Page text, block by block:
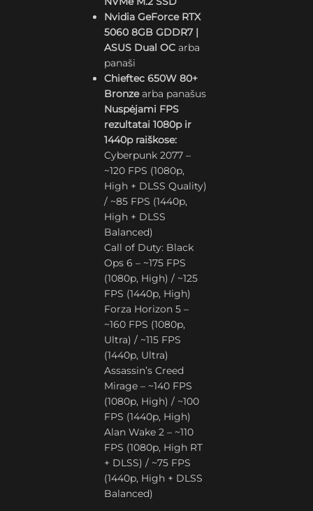
Nvidia GeForce RTX
5060 8GB GDDR7 |
ASUS Dual OC arba
panaši
Chieftec 650W 80+
Bronzearba panašus
Nuspėjami FPS
rezultatai 1080p ir
1440p raiškose:
Cyberpunk 2077 –
~120 FPS (1080p,
High + DLSS Quality)
/ ~85 FPS (1440p,
High + DLSS
Balanced)
Call of Duty: Black
Ops 6 – ~175 FPS
(1080p, High) / ~125
FPS (1440p, High)
Forza Horizon 5 –
~160 FPS (1080p,
Ultra) / ~115 FPS
(1440p, Ultra)
Assassin’s Creed
Mirage – ~140 FPS
(1080p, High) / ~100
FPS (1440p, High)
Alan Wake 2 – ~110
FPS (1080p, High RT
+ DLSS) / ~75 FPS
(1440p, High + DLSS
Balanced)